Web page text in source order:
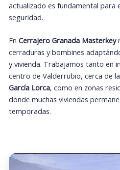
actualizado es fundamental para
seguridad.
En Cerrajero Granada Masterkey
cerraduras y bombines
y vivienda. Trabajamos tanto en
centro de Valderrubio, cerca de la
García Lorca, como en zonas
donde muchas viviendas
temporadas.